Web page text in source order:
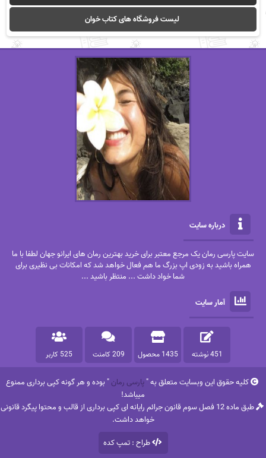
لیست فروشگاه های کتاب خوان
درباره سایت
سایت پارسی رمان یک مرجع معتبر برای خرید بهترین رمان های ایرانو جهان لطفا با ما
همراه باشید به زودی اپ بزرگ ما هم فعال خواهد شد که امکانات بی نظیری برای
شما خواد داشت ... منتظر باشید ...
آمار سایت
451 نوشته 1435 محصول 209 کامنت 525 کاربر
کلیه حقوق این وبسایت متعلق به "پارسی رمان" بوده و هر گونه کپی برداری ممنوع
میباشد!
طبق ماده 12 فصل سوم قانون جرائم رایانه ای کپی برداری از قالب و محتوا پیگرد قانونی
خواهد داشت.
طراح : تمپ کده